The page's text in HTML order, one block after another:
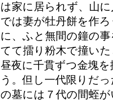
は家に居られず、山
では妻が牡丹餅を作
に、ふと無間の鐘の
てて擂り粉木で撞い
昼夜に千貫ずつ金塊
う。但し一代限りだ
の墓には７代の間蛭